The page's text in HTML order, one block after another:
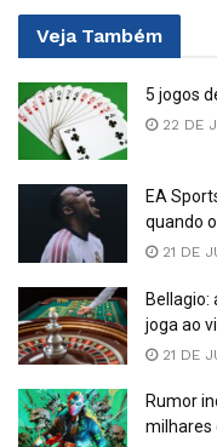
Veja Também
5 jogos
22 DE
EA
quando
21 DE
Bellagio:
joga ao
21 DE
Rumor
milhares